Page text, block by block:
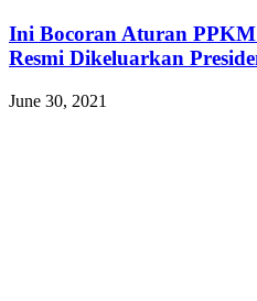
Ini Bocoran Aturan
Resmi Dikeluarkan
June 30, 2021